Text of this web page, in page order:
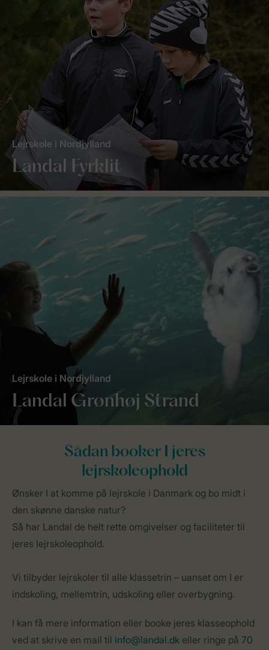
Landal Fyrklit
Lejrskole i Nordjylland
Landal Grønhøj Strand
Lejrskole i Nordjylland
Sådan booker I jeres
lejrskoleophold
Ønsker I at komme på lejrskole i Danmark og bo midt i
den skønne danske natur?
Så har Landal de helt rette omgivelser og faciliteter til
jeres lejrskoleophold.
Vi tilbyder lejrskoler til alle klassetrin – uanset om I er
indskoling, mellemtrin, udskoling eller overbygning.
I kan få mere information eller booke jeres klasseophold
ved at skrive en mail til info@landal.dk eller ringe på 70